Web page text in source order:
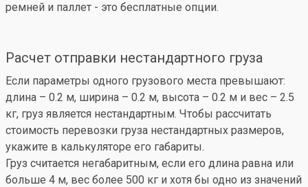
ремней и паллет - это бесплатные опции.
Расчет отправки нестандартного груза
Если параметры одного грузового места превышают:
длина – 0.2 м, ширина – 0.2 м, высота – 0.2 м и вес – 2.5
кг, груз является нестандартным. Чтобы рассчитать
стоимость перевозки груза нестандартных размеров,
укажите в калькуляторе его габариты.
Груз считается негабаритным, если его длина равна или
больше 4 м, вес более 500 кг и хотя бы одно из значений